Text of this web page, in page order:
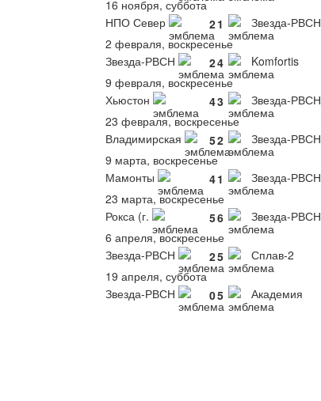
16 ноября, суббота
НПО Север
21 Звезда-РВСН
2 февраля, воскресенье
Звезда-РВСН
24 Komfortis
9 февраля, воскресенье
Хьюстон
43 Звезда-РВСН
23 февраля, воскресенье
Владимирская
52 Звезда-РВСН
9 марта, воскресенье
Мамонты
41 Звезда-РВСН
23 марта, воскресенье
Рокса (г.
56 Звезда-РВСН
6 апреля, воскресенье
Звезда-РВСН
25 Сплав-2
19 апреля, суббота
Звезда-РВСН
05 Академия